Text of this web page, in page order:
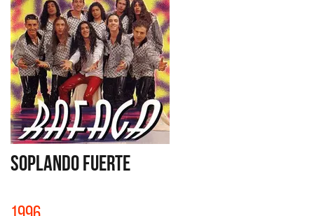
SOPLANDO FUERTE